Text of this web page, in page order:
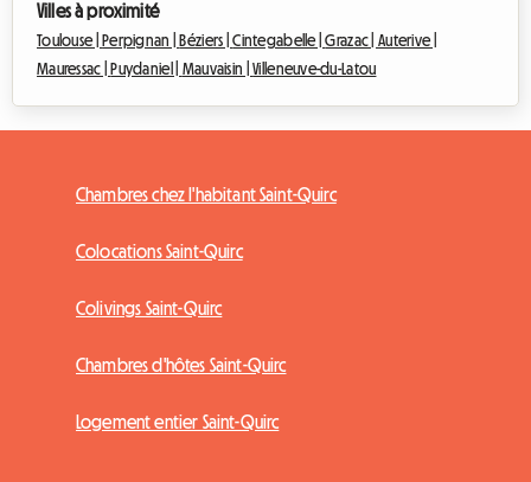
Villes à proximité
Toulouse |Perpignan |Béziers |Cintegabelle |Grazac |Auterive |
Mauressac |Puydaniel | Mauvaisin |Villeneuve-du-Latou
Chambres chez l'habitant Saint-Quirc
Colocations Saint-Quirc
Colivings Saint-Quirc
Chambres d'hôtes Saint-Quirc
Logement entier Saint-Quirc